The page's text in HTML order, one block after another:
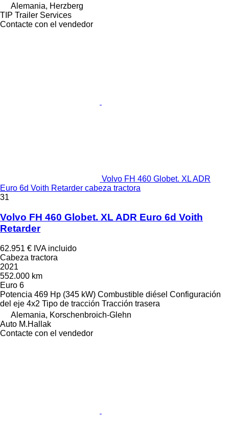
Alemania, Herzberg
TIP Trailer Services
Contacte con el vendedor
Volvo FH 460 Globet. XL ADR
Euro 6d Voith Retarder cabeza tractora
31
Volvo FH 460 Globet. XL ADR Euro 6d Voith
Retarder
62.951 € IVA incluido
Cabeza tractora
2021
552.000 km
Euro 6
Potencia 469 Hp (345 kW) Combustible diésel Configuración
del eje 4x2 Tipo de tracción Tracción trasera
Alemania, Korschenbroich-Glehn
Auto M.Hallak
Contacte con el vendedor